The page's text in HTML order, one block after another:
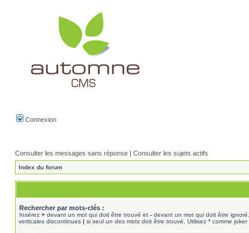
Connexion
Consulter les messages sans réponse | Consulter les sujets actifs
Index du forum
Rechercher par mots-clés :
Insérez + devant un mot qui doit être trouvé et - devant un mot qui doit être
verticales discontinues | si seul un des mots doit être trouvé. Utilisez * comme